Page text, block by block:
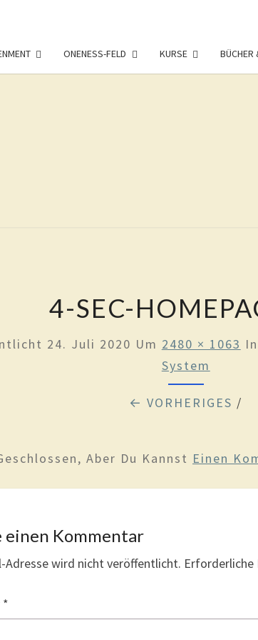
ONENESS-FELD KURSE BÜCHER
4-SEC-
24. Juli 2020 Um 2480 × 1063 In
System
← VORHERIGES /
Aber Du Kannst Einen
einen Kommentar
Adresse wird nicht veröffentlicht.
*